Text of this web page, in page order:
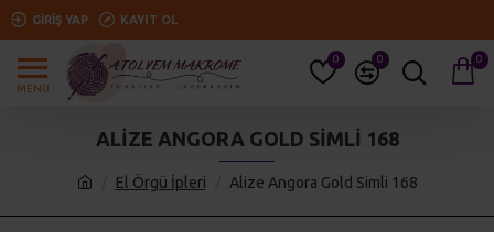
GIRIŞ YAP KAYIT OL
0 0 0
El Örgü İpleri Alize Angora Gold Simli 168
ALIZE ANGORA GOLD SIMLI 168